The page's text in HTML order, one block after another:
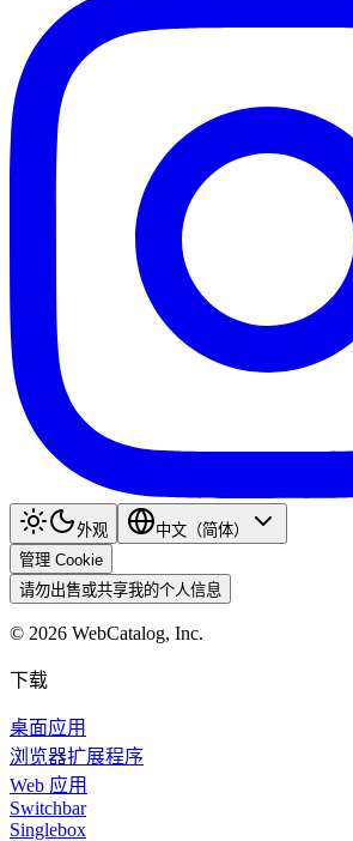
外观
中文（简体）
管理 Cookie
请勿出售或共享我的个人信息
© 2026 WebCatalog, Inc.
下载
桌面应用
浏览器扩展程序
Web 应用
Switchbar
Singlebox